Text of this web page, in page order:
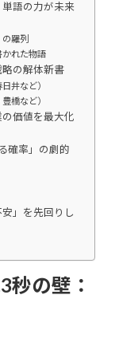
語の力が未来
羅列
かれた物語
の解体新書
井など）
橋など）
価値を最大化
確率」の劇的
」を先回りし
秒の壁：